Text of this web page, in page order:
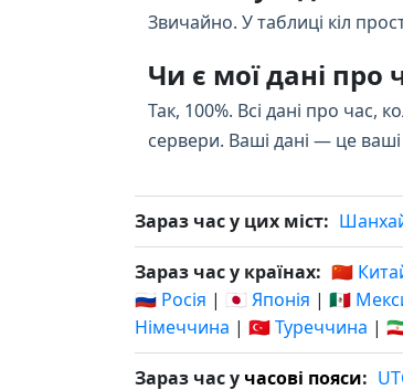
Звичайно. У таблиці кіл
Чи є мої дані
Так, 100%. Всі дані про час,
сервери. Ваші дані — це ваші
Зараз час у цих міст:
Зараз час у країнах: 🇨🇳
🇷🇺 Росія | 🇯🇵 Японія | 🇲🇽
Німеччина | 🇹🇷 Туреччина |
Зараз час у часові пояси: